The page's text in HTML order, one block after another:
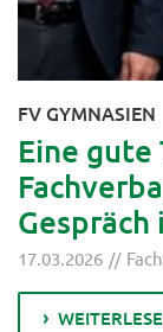
FV GYMNASIEN
Eine
17.03.2026